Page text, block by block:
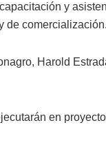
y
de comercialización.
Harold
en